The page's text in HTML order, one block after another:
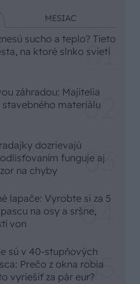
MESIAC
sucho a teplo? Tieto
na ktoré slnko svieti
záhradou: Majitelia
materiálu
dozrievajú
funguje aj
na chyby
lapače: Vyrobte si za 5
na osy a sršne,
von
sú v 40-stupňových
Prečo z okna robia
vyriešiť za pár eur?